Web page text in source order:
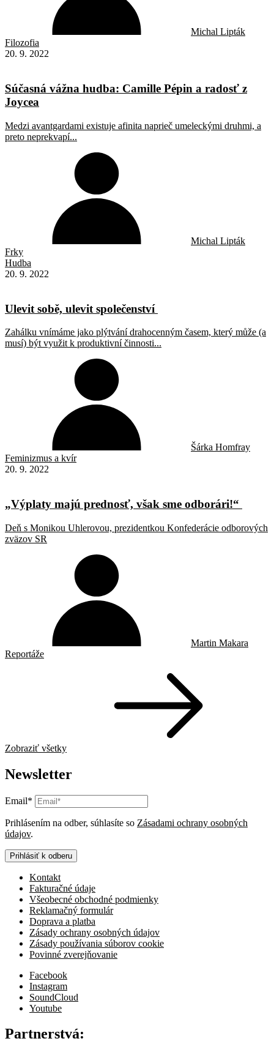
Michal Lipták
Filozofia
20. 9. 2022
Súčasná vážna hudba: Camille Pépin a radosť z
Joycea
Medzi avantgardami existuje afinita naprieč umeleckými druhmi, a
preto neprekvapí...
Michal Lipták
Frky
Hudba
20. 9. 2022
Ulevit sobě, ulevit společenství
Zahálku vnímáme jako plýtvání drahocenným časem, který může (a
musí) být využit k produktivní činnosti...
Šárka Homfray
Feminizmus a kvír
20. 9. 2022
„Výplaty majú prednosť, však sme odborári!“
Deň s Monikou Uhlerovou, prezidentkou Konfederácie odborových
zväzov SR
Martin Makara
Reportáže
Zobraziť všetky
Newsletter
Email*
Prihlásením na odber, súhlasíte so Zásadami ochrany osobných
údajov.
Prihlásiť k odberu
Kontakt
Fakturačné údaje
Všeobecné obchodné podmienky
Reklamačný formulár
Doprava a platba
Zásady ochrany osobných údajov
Zásady používania súborov cookie
Povinné zverejňovanie
Facebook
Instagram
SoundCloud
Youtube
Partnerstvá: